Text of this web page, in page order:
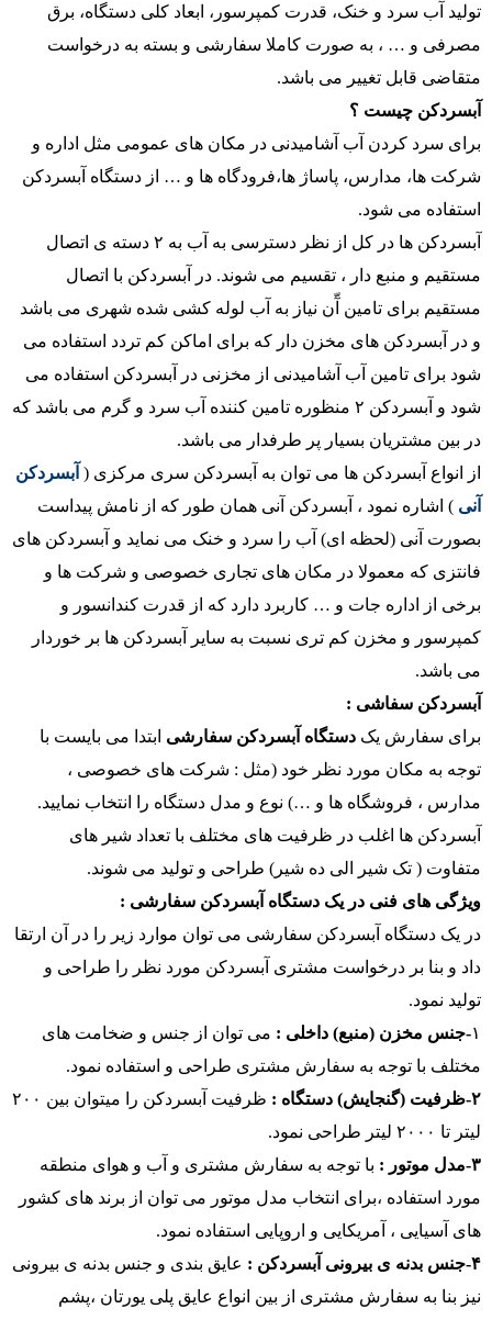
تولید آب سرد و خنک، قدرت کمپرسور، ابعاد کلی دستگاه، برق
مصرفی و … ، به صورت کاملا سفارشی و بسته به درخواست
متقاضی قابل تغییر می باشد.
آبسردکن چیست ؟
برای سرد کردن آب آشامیدنی در مکان های عمومی مثل اداره و
شرکت ها، مدارس، پاساژ ها،فرودگاه ها و … از دستگاه آبسردکن
استفاده می شود.
آبسردکن ها در کل از نظر دسترسی به آب به ۲ دسته ی اتصال
مستقیم و منبع دار ، تقسیم می شوند. در آبسردکن با اتصال
مستقیم برای تامین آّن نیاز به آب لوله کشی شده شهری می باشد
و در آبسردکن های مخزن دار که برای اماکن کم تردد استفاده می
شود برای تامین آب آشامیدنی از مخزنی در آبسردکن استفاده می
شود و آبسردکن ۲ منظوره تامین کننده آب سرد و گرم می باشد که
در بین مشتریان بسیار پر طرفدار می باشد.
از انواع آبسردکن ها می توان به آبسردکن سری مرکزی ( آبسردکن
آنی ) اشاره نمود ، آبسردکن آنی همان طور که از نامش پیداست
بصورت آنی (لحظه ای) آب را سرد و خنک می نماید و آبسردکن های
فانتزی که معمولا در مکان های تجاری خصوصی و شرکت ها و
برخی از اداره جات و … کاربرد دارد که از قدرت کندانسور و
کمپرسور و مخزن کم تری نسبت به سایر آبسردکن ها بر خوردار
می باشد.
آبسردکن سفاشی :
برای سفارش یک دستگاه آبسردکن سفارشی ابتدا می بایست با
توجه به مکان مورد نظر خود (مثل : شرکت های خصوصی ،
مدارس ، فروشگاه ها و …) نوع و مدل دستگاه را انتخاب نمایید.
آبسردکن ها اغلب در ظرفیت های مختلف با تعداد شیر های
متفاوت ( تک شیر الی ده شیر) طراحی و تولید می شوند.
ویژگی های فنی در یک دستگاه آبسردکن سفارشی :
در یک دستگاه آبسردکن سفارشی می توان موارد زیر را در آن ارتقا
داد و بنا بر درخواست مشتری آبسردکن مورد نظر را طراحی و
تولید نمود.
۱-جنس مخزن (منبع) داخلی : می توان از جنس و ضخامت های
مختلف با توجه به سفارش مشتری طراحی و استفاده نمود.
۲-ظرفیت (گنجایش) دستگاه :
ظرفیت آبسردکن را میتوان بین ۲۰۰
لیتر تا ۲۰۰۰ لیتر طراحی نمود.
۳-مدل موتور :
با توجه به سفارش مشتری و آب و هوای منطقه
مورد استفاده ،برای انتخاب مدل موتور می توان از برند های کشور
های آسیایی ، آمریکایی و اروپایی استفاده نمود.
۴-جنس بدنه ی بیرونی آبسردکن :
عایق بندی و جنس بدنه ی بیرونی
نیز بنا به سفارش مشتری از بین انواع عایق پلی یورتان ،پشم